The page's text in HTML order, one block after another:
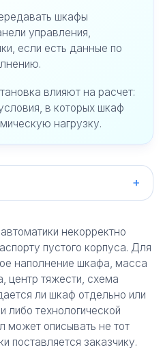
шкафы
управления,
если есть данные по
влияют на расчет:
в которых шкаф
нагрузку.
некорректно
пустого корпуса. Для
наполнение шкафа, масса
центр тяжести, схема
ли шкаф отдельно или
либо технологической
может описывать не тот
поставляется заказчику.